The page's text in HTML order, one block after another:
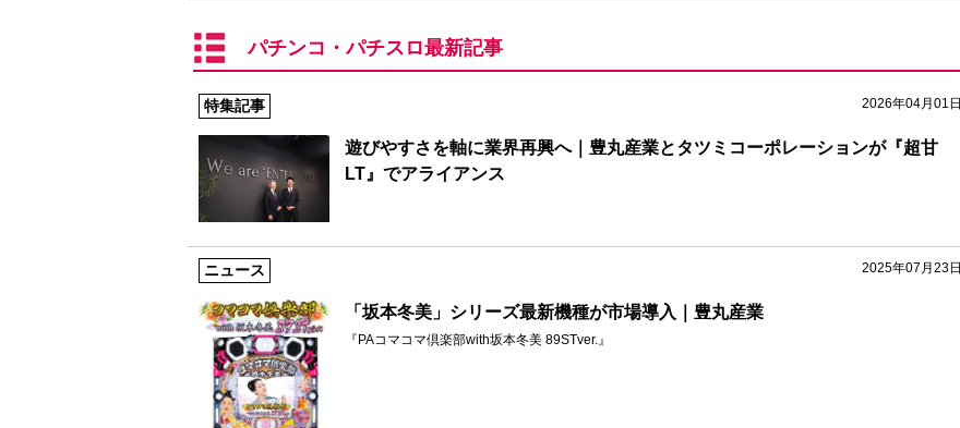
パチンコ・パチスロ最新記事
2026年04月01日
特集記事
遊びやすさを軸に業界再興へ｜豊丸産業とタツミコーポレーションが『超甘
LT』でアライアンス
2025年07月23日
ニュース
「坂本冬美」シリーズ最新機種が市場導入｜豊丸産業
『PAコマコマ倶楽部with坂本冬美 89STver.』